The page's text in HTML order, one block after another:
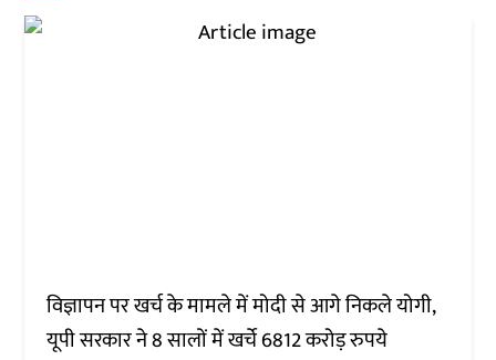
विज्ञापन पर खर्च के मामले में मोदी से आगे निकले योगी,
यूपी सरकार ने 8 सालों में खर्चे 6812 करोड़ रुपये